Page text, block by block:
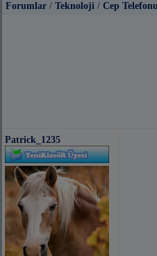
Forumlar / Teknoloji / Cep
Patrick_1235